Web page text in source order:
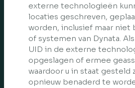
externe technologieën
locaties geschreven,
worden, inclusief maar
of systemen van Dynata.
UID in de externe
opgeslagen of ermee
waardoor u in staat gesteld
opnieuw benaderd te